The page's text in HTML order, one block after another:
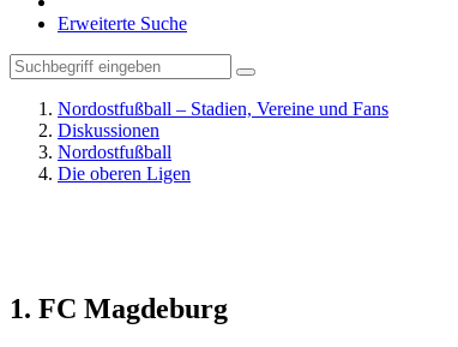
Erweiterte Suche
Nordostfußball – Stadien, Vereine und Fans
Diskussionen
Nordostfußball
Die oberen Ligen
1. FC Magdeburg